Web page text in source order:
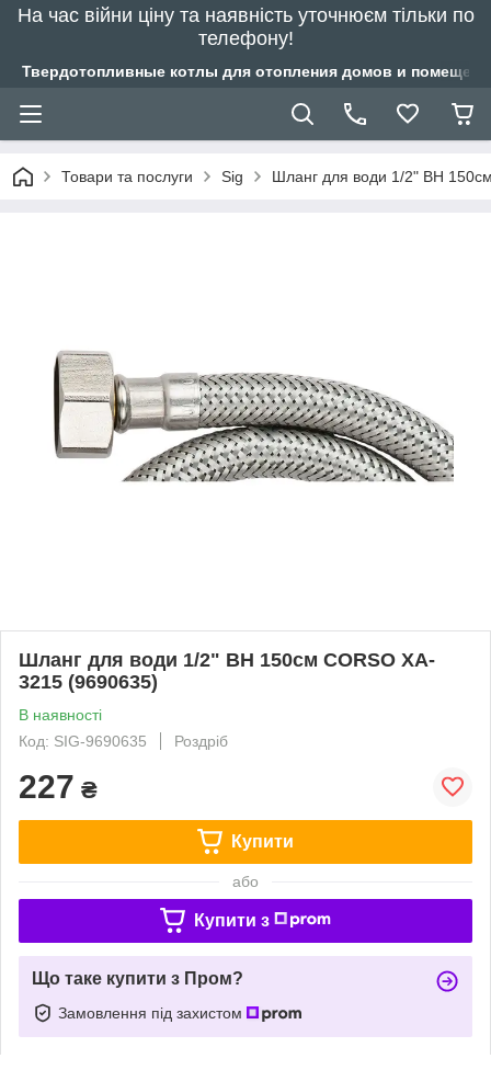
На час війни ціну та наявність уточнюєм тільки по
телефону!
Твердотопливные котлы для отопления домов и
Товари та послуги Sig Шланг для води 1/2" ВН
Шланг для води 1/2" ВН 150см CORSO XA-
3215 (9690635)
В наявності
Код: SIG-9690635
Роздріб
227 ₴
Купити
або
Купити з
Що таке купити з Пром?
Замовлення під захистом